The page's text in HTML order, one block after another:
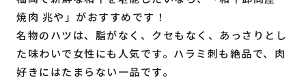
焼肉 兆や」がおすすめです！
名物のハツは、脂がなく、クセもなく、あっさりとし
た味わいで女性にも人気です。ハラミ刺も絶品で、肉
好きにはたまらない一品です。